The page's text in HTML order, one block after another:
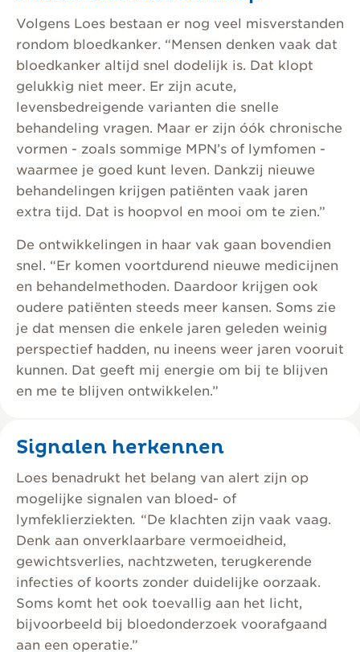
Volgens Loes bestaan er nog veel misverstanden
rondom bloedkanker. “Mensen denken vaak dat
bloedkanker altijd snel dodelijk is. Dat klopt
gelukkig niet meer. Er zijn acute,
levensbedreigende varianten die snelle
behandeling vragen. Maar er zijn óók chronische
vormen - zoals sommige MPN’s of lymfomen -
waarmee je goed kunt leven. Dankzij nieuwe
behandelingen krijgen patiënten vaak jaren
extra tijd. Dat is hoopvol en mooi om te zien.”
De ontwikkelingen in haar vak gaan bovendien
snel. “Er komen voortdurend nieuwe medicijnen
en behandelmethoden. Daardoor krijgen ook
oudere patiënten steeds meer kansen. Soms zie
je dat mensen die enkele jaren geleden weinig
perspectief hadden, nu ineens weer jaren vooruit
kunnen. Dat geeft mij energie om bij te blijven
en me te blijven ontwikkelen.”
Signalen herkennen
Loes benadrukt het belang van alert zijn op
mogelijke signalen van bloed- of
lymfeklierziekten. “De klachten zijn vaak vaag.
Denk aan onverklaarbare vermoeidheid,
gewichtsverlies, nachtzweten, terugkerende
infecties of koorts zonder duidelijke oorzaak.
Soms komt het ook toevallig aan het licht,
bijvoorbeeld bij bloedonderzoek voorafgaand
aan een operatie.”